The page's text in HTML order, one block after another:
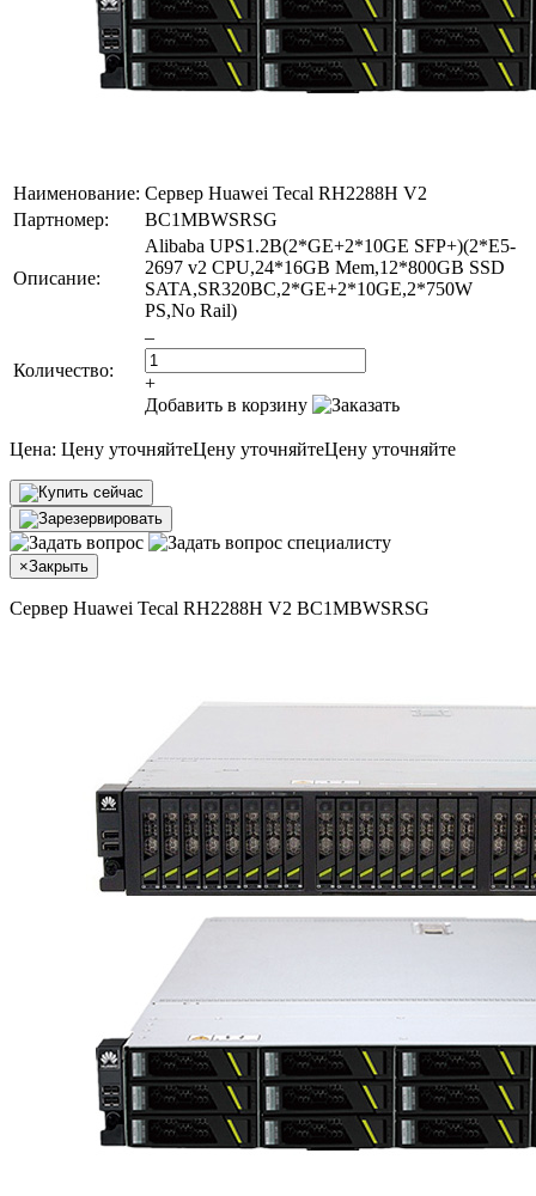
Наименование: Сервер Huawei Tecal RH2288H V2
Партномер:
BC1MBWSRSG
Описание:
Alibaba UPS1.2B(2*GE+2*10GE SFP+)(2*E5-
2697 v2 CPU,24*16GB Mem,12*800GB SSD
SATA,SR320BC,2*GE+2*10GE,2*750W
PS,No Rail)
Количество:
–
+
Добавить в корзину
Цена: Цену уточняйтеЦену уточняйтеЦену уточняйте
×Закрыть
Сервер Huawei Tecal RH2288H V2 BC1MBWSRSG